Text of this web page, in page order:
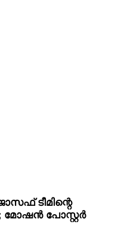
ടീമിന്റെ
മോഷൻ പോസ്റ്റർ